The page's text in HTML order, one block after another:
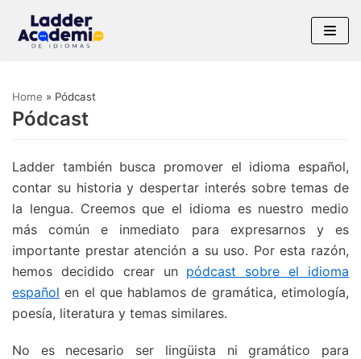
Saltar
Home » Pódcast
Pódcast
Ladder también busca promover el idioma español,
contar su historia y despertar interés sobre temas de
la lengua. Creemos que el idioma es nuestro medio
más común e inmediato para expresarnos y es
importante prestar atención a su uso. Por esta razón,
hemos decidido crear un pódcast sobre el idioma
español en el que hablamos de gramática, etimología,
poesía, literatura y temas similares.
No es necesario ser lingüista ni gramático para